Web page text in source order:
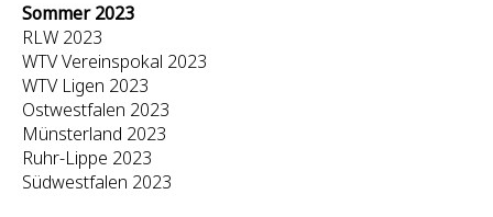
Sommer 2023
RLW 2023
WTV Vereinspokal 2023
WTV Ligen 2023
Ostwestfalen 2023
Münsterland 2023
Ruhr-Lippe 2023
Südwestfalen 2023